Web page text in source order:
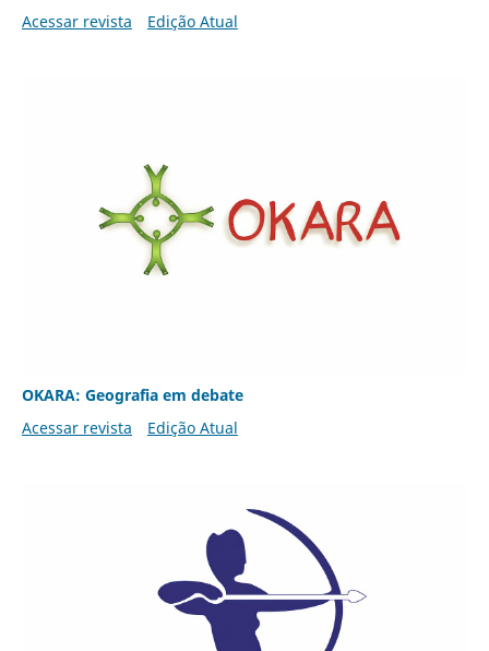
Acessar revista
Edição Atual
OKARA: Geografia em debate
Acessar revista
Edição Atual